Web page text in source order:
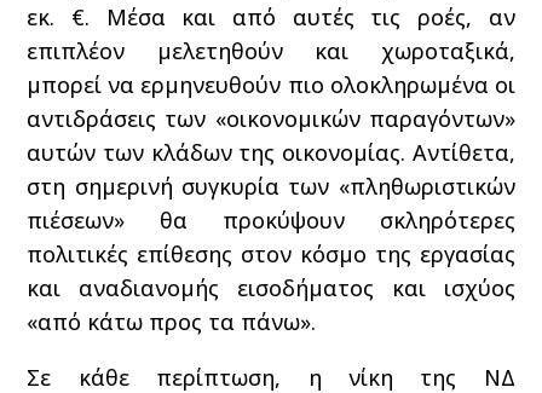
εκ. €. Μέσα και από αυτές τις ροές, αν
επιπλέον μελετηθούν και χωροταξικά,
μπορεί να ερμηνευθούν πιο ολοκληρωμένα οι
αντιδράσεις των «οικονομικών παραγόντων»
αυτών των κλάδων της οικονομίας. Αντίθετα,
στη σημερινή συγκυρία των «πληθωριστικών
πιέσεων» θα προκύψουν σκληρότερες
πολιτικές επίθεσης στον κόσμο της εργασίας
και αναδιανομής εισοδήματος και ισχύος
«από κάτω προς τα πάνω».
Σε κάθε περίπτωση, η νίκη της ΝΔ